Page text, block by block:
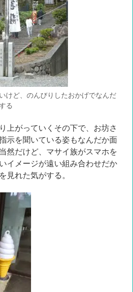
けど、のんびりしたおかげでなんだ
る
上がっていくその下で、お坊さ
示を聞いている姿もなんだか面
然だけど、マサイ族がスマホを
イメージが遠い組み合わせだか
見れた気がする。